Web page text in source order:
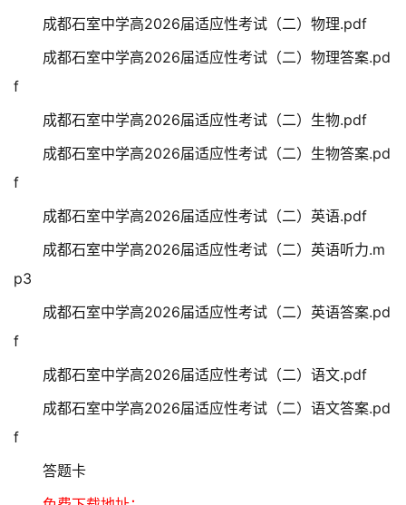
成都石室中学高2026届适应性考试（二）物理.pdf
成都石室中学高2026届适应性考试（二）物理答案.pd
f
成都石室中学高2026届适应性考试（二）生物.pdf
成都石室中学高2026届适应性考试（二）生物答案.pd
f
成都石室中学高2026届适应性考试（二）英语.pdf
成都石室中学高2026届适应性考试（二）英语听力.m
p3
成都石室中学高2026届适应性考试（二）英语答案.pd
f
成都石室中学高2026届适应性考试（二）语文.pdf
成都石室中学高2026届适应性考试（二）语文答案.pd
f
答题卡